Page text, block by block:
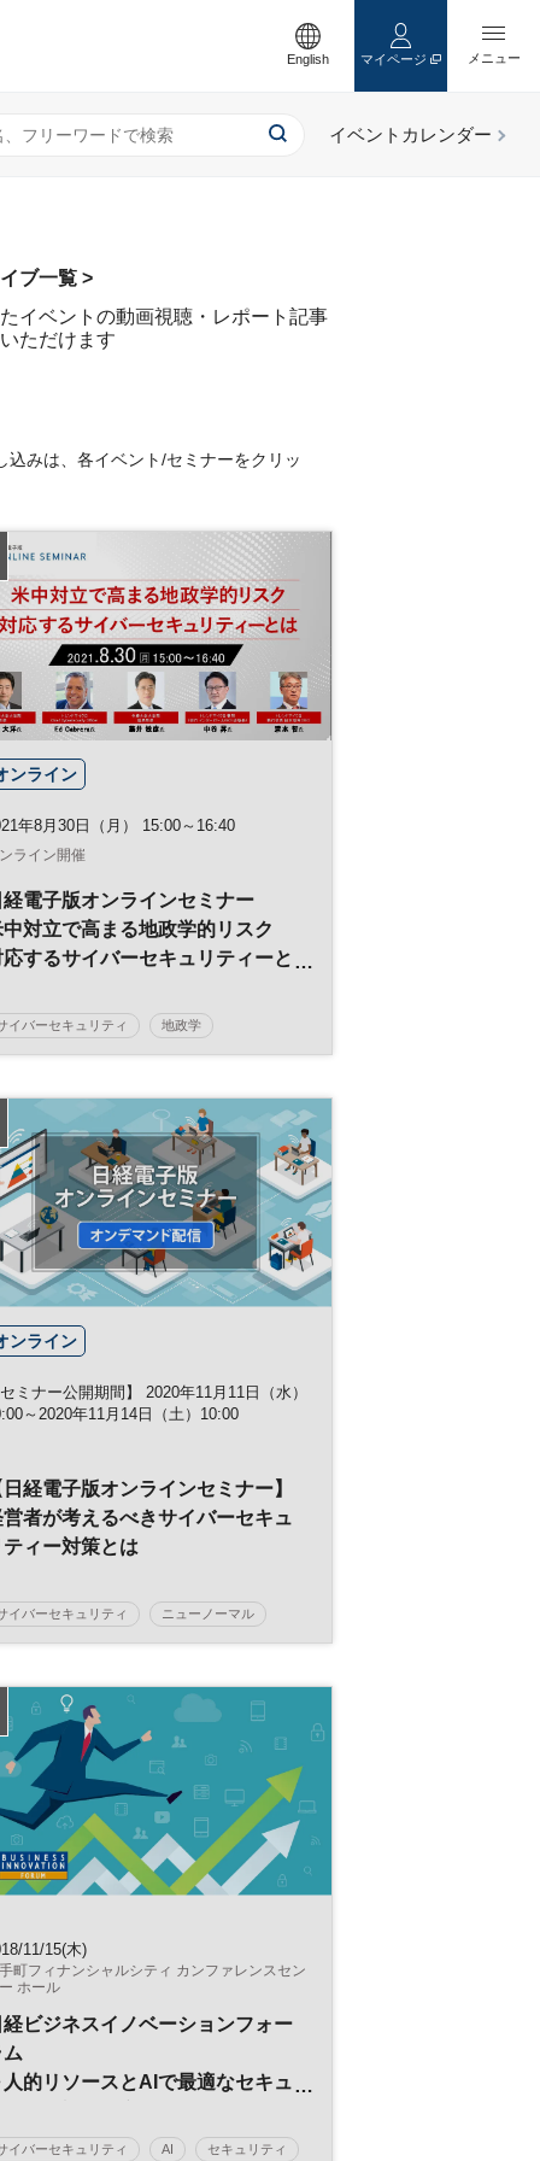
English マイページ
ブ一覧 >
イベントの動画視聴・レポート記事
ただけます
みは、各イベント/セミナーをクリッ
ンライン
年8月30日（月） 15:00～16:40
ライン開催
経電子版オンラインセミナー
中対立で高まる地政学的リスク
応するサイバーセキュリティーと
イバーセキュリティ 地政学
経オンラインセミナー
ンライン
セミナー公開期間】 2020年11月11日（水）
～2020年11月14日（土）10:00
日経電子版オンラインセミナー】
営者が考えるべきサイバーセキュ
ティー対策とは
イバーセキュリティ ニューノーマル
報セキュリティ
経オンラインセミナー
11/15(木)
町フィナンシャルシティ カンファレンスセン
ホール
経ビジネスイノベーションフォー
ム
人的リソースとAIで最適なセキュ
2回 ＡＩセキュリティーフォーラ
イバーセキュリティ AI セキュリティ